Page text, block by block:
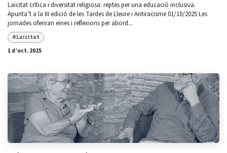
Laïcitat crítica i diversitat religiosa: reptes per una educació inclusiva.
Apunta’t a la III edició de les Tardes de Lleure i Antiracisme 01/10/2025 Les
jornades oferiran eines i reflexions per abord...
#Laicitat
1 d’oct. 2025